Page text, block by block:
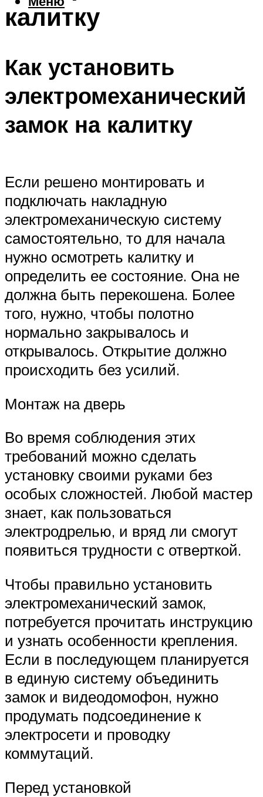
калитку
Как установить
электромеханический
замок на калитку
Если решено монтировать и
подключать накладную
электромеханическую систему
самостоятельно, то для начала
нужно осмотреть калитку и
определить ее состояние. Она не
должна быть перекошена. Более
того, нужно, чтобы полотно
нормально закрывалось и
открывалось. Открытие должно
происходить без усилий.
Монтаж на дверь
Во время соблюдения этих
требований можно сделать
установку своими руками без
особых сложностей. Любой мастер
знает, как пользоваться
электродрелью, и вряд ли смогут
появиться трудности с отверткой.
Чтобы правильно установить
электромеханический замок,
потребуется прочитать инструкцию
и узнать особенности крепления.
Если в последующем планируется
в единую систему объединить
замок и видеодомофон, нужно
продумать подсоединение к
электросети и проводку
коммутаций.
Перед установкой